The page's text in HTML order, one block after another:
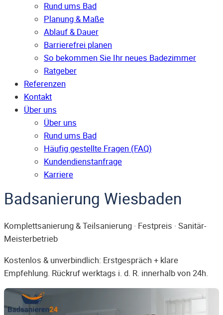
Rund ums Bad
Planung & Maße
Ablauf & Dauer
Barrierefrei planen
So bekommen Sie Ihr neues Badezimmer
Ratgeber
Referenzen
Kontakt
Über uns
Über uns
Rund ums Bad
Häufig gestellte Fragen (FAQ)
Kunden­dienst­anfrage
Karriere
Badsanierung Wiesbaden
Komplettsanierung & Teilsanierung · Festpreis · Sanitär-
Meisterbetrieb
Kostenlos & unverbindlich: Erstgespräch + klare
Empfehlung. Rückruf werktags i. d. R. innerhalb von 24h.